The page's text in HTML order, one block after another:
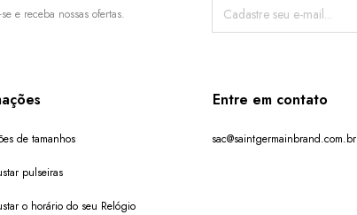
e receba nossas ofertas.
de tamanhos
pulseiras
o horário do seu Relógio
Entre em contato
sac@saintgermainbrand.com.br